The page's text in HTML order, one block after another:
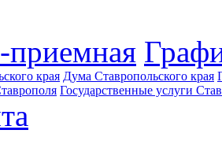
приемная
края Дума Ставропольского края
Государственные услуги